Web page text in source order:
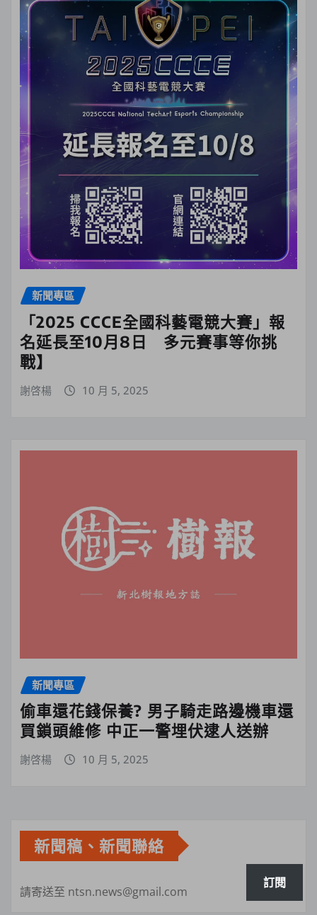
新聞專區
「2025 CCCE全國科藝電競大賽」報
名延長至10月8日 多元賽事等你挑
戰】
謝啓楊 10 月 5, 2025
新聞專區
偷車還花錢保養? 男子騎走路邊機車還
買鎖頭維修 中正一警埋伏逮人送辦
謝啓楊 10 月 5, 2025
新聞稿、新聞聯絡
請寄送至 ntsn.news@gmail.com
訂閱